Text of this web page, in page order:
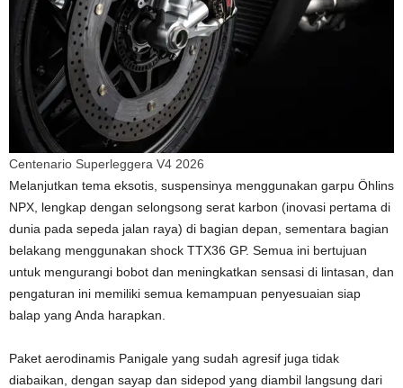
Centenario Superleggera V4 2026
Melanjutkan tema eksotis, suspensinya menggunakan garpu Öhlins
NPX, lengkap dengan selongsong serat karbon (inovasi pertama di
dunia pada sepeda jalan raya) di bagian depan, sementara bagian
belakang menggunakan shock TTX36 GP. Semua ini bertujuan
untuk mengurangi bobot dan meningkatkan sensasi di lintasan, dan
pengaturan ini memiliki semua kemampuan penyesuaian siap
balap yang Anda harapkan.
Paket aerodinamis Panigale yang sudah agresif juga tidak
diabaikan, dengan sayap dan sidepod yang diambil langsung dari